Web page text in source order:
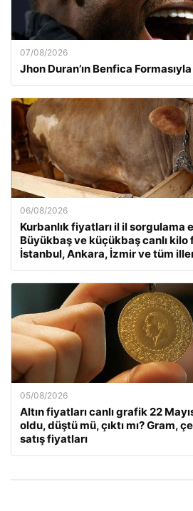
07/08/2026
Jhon Duran’ın Benfica
06/08/2026
Kurbanlık fiyatları il il sorgulama
Büyükbaş ve küçükbaş canlı kilo
İstanbul, Ankara, İzmir ve tüm
05/08/2026
Altın fiyatları canlı grafik 22
oldu, düştü mü, çıktı mı? Gram,
satış fiyatları